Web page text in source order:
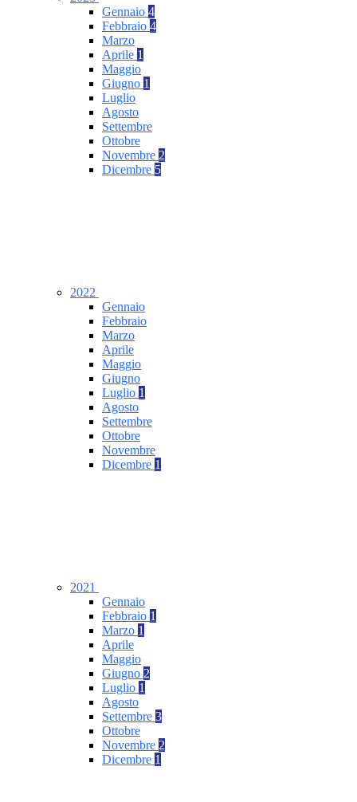
Gennaio 4
Febbraio 4
Marzo
Aprile 1
Maggio
Giugno 1
Luglio
Agosto
Settembre
Ottobre
Novembre 2
Dicembre 5
2022
Gennaio
Febbraio
Marzo
Aprile
Maggio
Giugno
Luglio 1
Agosto
Settembre
Ottobre
Novembre
Dicembre 1
2021
Gennaio
Febbraio 1
Marzo 1
Aprile
Maggio
Giugno 2
Luglio 1
Agosto
Settembre 3
Ottobre
Novembre 2
Dicembre 1